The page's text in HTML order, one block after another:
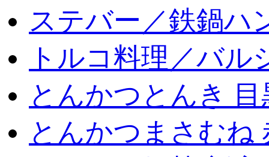
ステバー／鉄鍋ハ
トルコ料理／バル
とんかつとんき
とんかつまさむね